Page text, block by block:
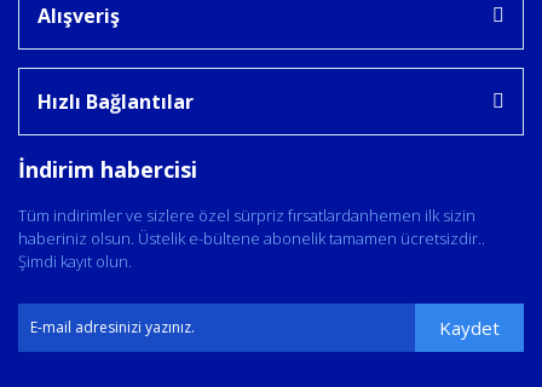
Alışveriş
Hızlı Bağlantılar
İndirim habercisi
Tüm indirimler ve sizlere özel sürpriz fırsatlardanhemen ilk sizin
haberiniz olsun. Üstelik e-bültene abonelik tamamen ücretsizdir..
Şimdi kayıt olun.
Kaydet